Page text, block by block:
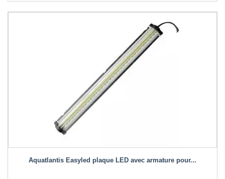
Aquatlantis Easyled plaque LED avec armature pour...